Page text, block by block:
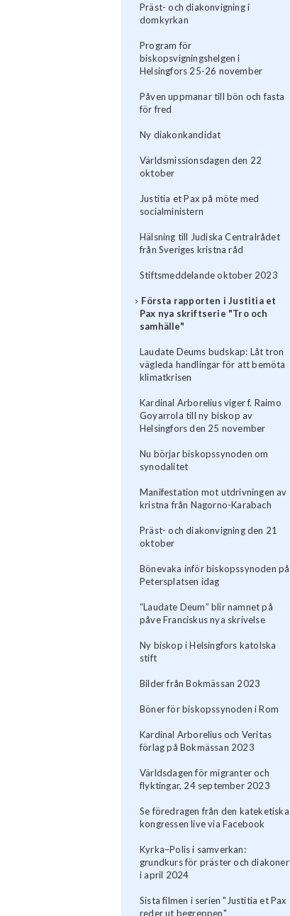
Präst- och diakonvigning i
domkyrkan
Program för
biskopsvigningshelgen i
Helsingfors 25-26 november
Påven uppmanar till bön och fasta
för fred
Ny diakonkandidat
Världsmissionsdagen den 22
oktober
Justitia et Pax på möte med
socialministern
Hälsning till Judiska Centralrådet
från Sveriges kristna råd
Stiftsmeddelande oktober 2023
Första rapporten i Justitia et
Pax nya skriftserie "Tro och
samhälle"
Laudate Deums budskap: Låt tron
vägleda handlingar för att bemöta
klimatkrisen
Kardinal Arborelius viger f. Raimo
Goyarrola till ny biskop av
Helsingfors den 25 november
Nu börjar biskopssynoden om
synodalitet
Manifestation mot utdrivningen av
kristna från Nagorno-Karabach
Präst- och diakonvigning den 21
oktober
Bönevaka inför biskopssynoden på
Petersplatsen idag
“Laudate Deum” blir namnet på
påve Franciskus nya skrivelse
Ny biskop i Helsingfors katolska
stift
Bilder från Bokmässan 2023
Böner för biskopssynoden i Rom
Kardinal Arborelius och Veritas
förlag på Bokmässan 2023
Världsdagen för migranter och
flyktingar, 24 september 2023
Se föredragen från den kateketiska
kongressen live via Facebook
Kyrka–Polis i samverkan:
grundkurs för präster och diakoner
i april 2024
Sista filmen i serien "Justitia et Pax
reder ut begreppen"